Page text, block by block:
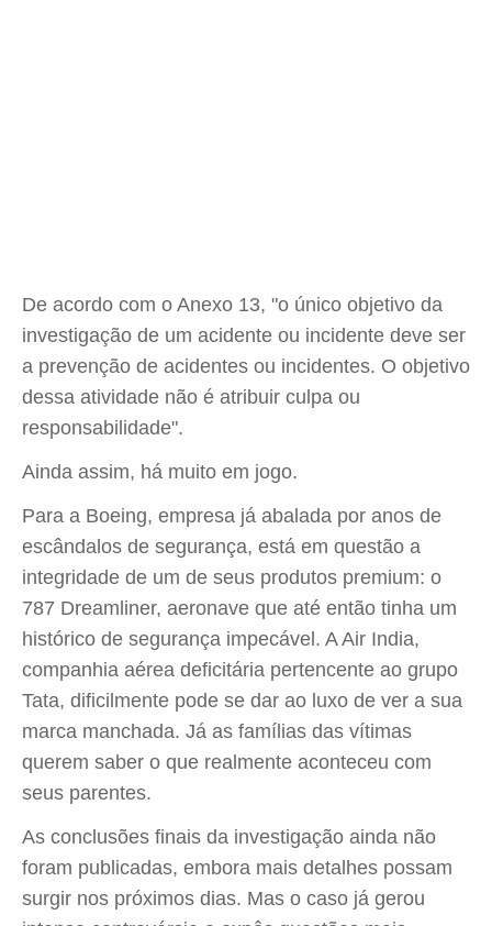
De acordo com o Anexo 13, "o único objetivo da
investigação de um acidente ou incidente deve ser
a prevenção de acidentes ou incidentes. O objetivo
dessa atividade não é atribuir culpa ou
responsabilidade".
Ainda assim, há muito em jogo.
Para a Boeing, empresa já abalada por anos de
escândalos de segurança, está em questão a
integridade de um de seus produtos premium: o
787 Dreamliner, aeronave que até então tinha um
histórico de segurança impecável. A Air India,
companhia aérea deficitária pertencente ao grupo
Tata, dificilmente pode se dar ao luxo de ver a sua
marca manchada. Já as famílias das vítimas
querem saber o que realmente aconteceu com
seus parentes.
As conclusões finais da investigação ainda não
foram publicadas, embora mais detalhes possam
surgir nos próximos dias. Mas o caso já gerou